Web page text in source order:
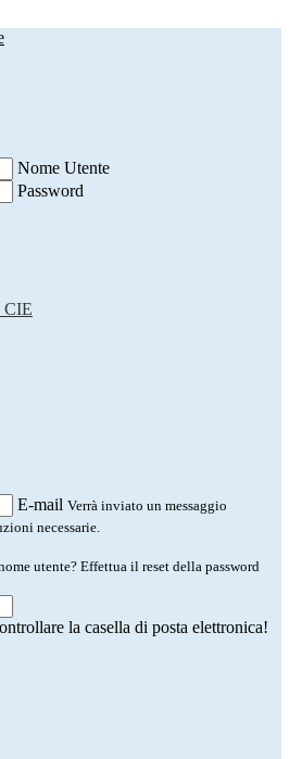
Nome Utente
Password
CIE
E-mail Verrà inviato un messaggio
necessarie.
utente? Effettua il reset della password
la casella di posta elettronica!